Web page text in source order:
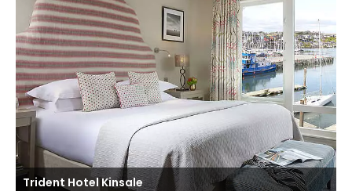
Trident Hotel Kinsale